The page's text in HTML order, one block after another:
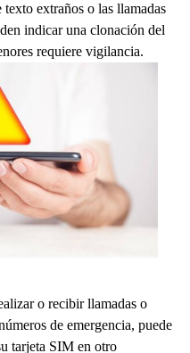
extraños o las llamadas
indicar una clonación del
requiere vigilancia.
o recibir llamadas o
de emergencia, puede
tarjeta SIM en otro